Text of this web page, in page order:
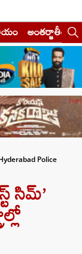
అంతర్జాతీయం
Police
సిమ్’